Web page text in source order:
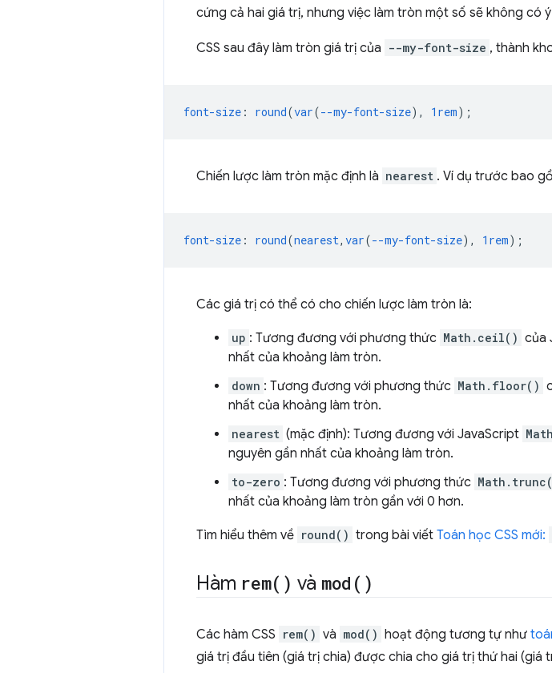
cứng cả hai giá trị, nhưng việc làm tròn một số sẽ không có
CSS sau đây làm tròn giá trị của --my-font-size , thành
font-size : round(var(--my-font-size), 1rem);
Chiến lược làm tròn mặc định là nearest . Ví dụ trước bao
font-size : round(nearest, var(--my-font-size), 1rem);
Các giá trị có thể có cho chiến lược làm tròn là:
up : Tương đương với phương thức Math.ceil() của
nhất của khoảng làm tròn.
down : Tương đương với phương thức Math.floor()
nhất của khoảng làm tròn.
nearest (mặc định): Tương đương với JavaScript
nguyên gần nhất của khoảng làm tròn.
to-zero : Tương đương với phương thức
nhất của khoảng làm tròn gần với 0 hơn.
Tìm hiểu thêm về round() trong bài viết Toán học CSS mới:
Hàm rem( ) và mod( )
Các hàm CSS rem() và mod() hoạt động tương tự như
giá trị đầu tiên (giá trị chia) được chia cho giá trị thứ hai (giá